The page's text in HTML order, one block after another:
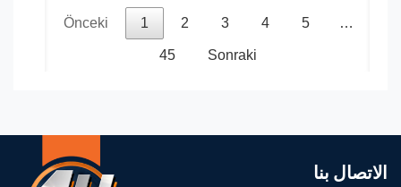
Önceki 1 2 3 4 5 …
45 Sonraki
الاتصال بنا